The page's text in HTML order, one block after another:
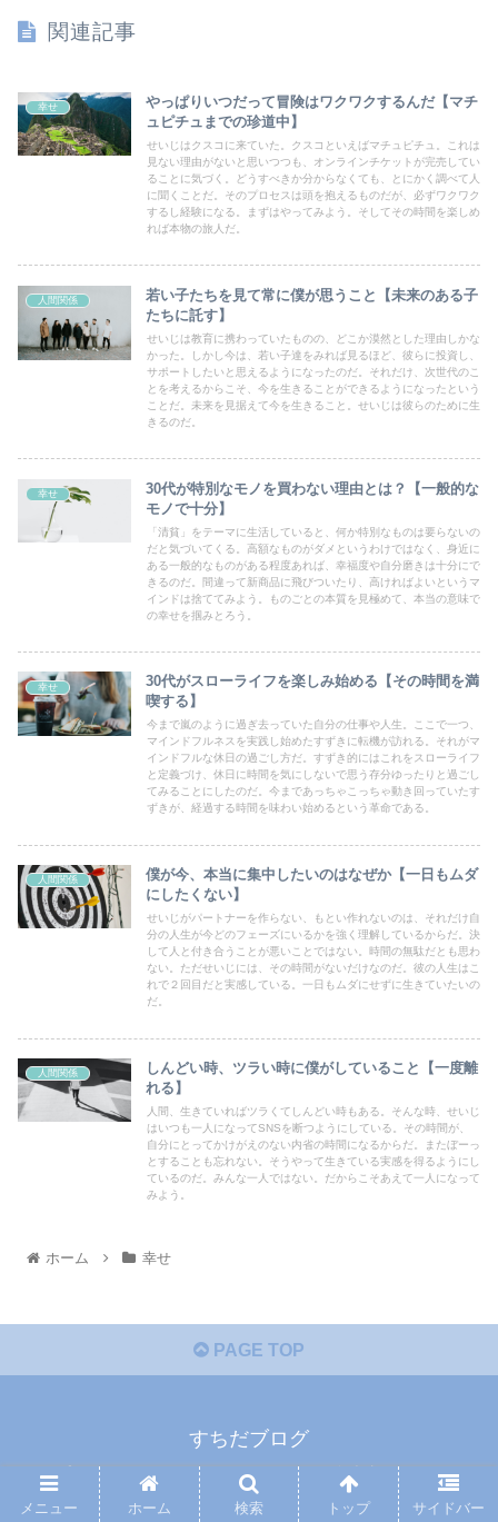
関連記事
幸せ
やっぱりいつだって冒険はワクワクするんだ【マチ
ュピチュまでの珍道中】
せいじはクスコに来ていた。クスコといえばマチュピチュ。これは
見ない理由がないと思いつつも、オンラインチケットが完売してい
ることに気づく。どうすべきか分からなくても、とにかく調べて人
に聞くことだ。そのプロセスは頭を抱えるものだが、必ずワクワク
するし経験になる。まずはやってみよう。そしてその時間を楽しめ
れば本物の旅人だ。
人間関係
若い子たちを見て常に僕が思うこと【未来のある子
たちに託す】
せいじは教育に携わっていたものの、どこか漠然とした理由しかな
かった。しかし今は、若い子達をみれば見るほど、彼らに投資し、
サポートしたいと思えるようになったのだ。それだけ、次世代のこ
とを考えるからこそ、今を生きることができるようになったという
ことだ。未来を見据えて今を生きること。せいじは彼らのために生
きるのだ。
幸せ
30代が特別なモノを買わない理由とは？【一般的な
モノで十分】
「清貧」をテーマに生活していると、何か特別なものは要らないの
だと気づいてくる。高額なものがダメというわけではなく、身近に
ある一般的なものがある程度あれば、幸福度や自分磨きは十分にで
きるのだ。間違って新商品に飛びついたり、高ければよいというマ
インドは捨ててみよう。ものごとの本質を見極めて、本当の意味で
の幸せを掴みとろう。
幸せ
30代がスローライフを楽しみ始める【その時間を満
喫する】
今まで嵐のように過ぎ去っていた自分の仕事や人生。ここで一つ、
マインドフルネスを実践し始めたすずきに転機が訪れる。それがマ
インドフルな休日の過ごし方だ。すずき的にはこれをスローライフ
と定義づけ、休日に時間を気にしないで思う存分ゆったりと過ごし
てみることにしたのだ。今まであっちゃこっちゃ動き回っていたす
ずきが、経過する時間を味わい始めるという革命である。
人間関係
僕が今、本当に集中したいのはなぜか【一日もムダ
にしたくない】
せいじがパートナーを作らない、もとい作れないのは、それだけ自
分の人生が今どのフェーズにいるかを強く理解しているからだ。決
して人と付き合うことが悪いことではない。時間の無駄だとも思わ
ない。ただせいじには、その時間がないだけなのだ。彼の人生はこ
れで２回目だと実感している。一日もムダにせずに生きていたいの
だ。
人間関係
しんどい時、ツラい時に僕がしていること【一度離
れる】
人間、生きていればツラくてしんどい時もある。そんな時、せいじ
はいつも一人になってSNSを断つようにしている。その時間が、
自分にとってかけがえのない内省の時間になるからだ。またぼーっ
とすることも忘れない。そうやって生きている実感を得るようにし
ているのだ。みんな一人ではない。だからこそあえて一人になって
みよう。
ホーム 幸せ
PAGE TOP
すちだブログ
プライバシーポリシー 免責事項
© 2021 すちだブログ.
メニュー ホーム 検索 トップ サイドバー